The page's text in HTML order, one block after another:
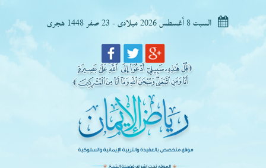
السبت 8 أغسطس 2026 ميلادى - 23 صفر 1448 هجرى